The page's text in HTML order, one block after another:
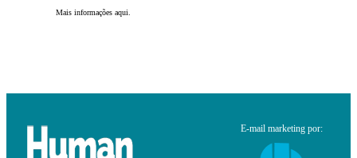
Mais informações aqui.
E-mail marketing por: